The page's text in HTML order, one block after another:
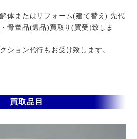
体またはリフォーム(建て替え) 先代
骨董品(遺品)買取り(買受)致しま
ション代行もお受け致します。
買取品目